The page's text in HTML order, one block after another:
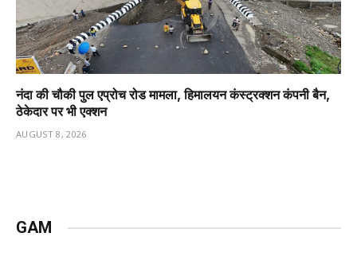
नंदा की चौकी पुल एप्रोच रोड मामला, हिमालयन कंस्ट्रक्शन कंपनी बैन,
ठेकेदार पर भी एक्शन
AUGUST 8, 2026
GAM